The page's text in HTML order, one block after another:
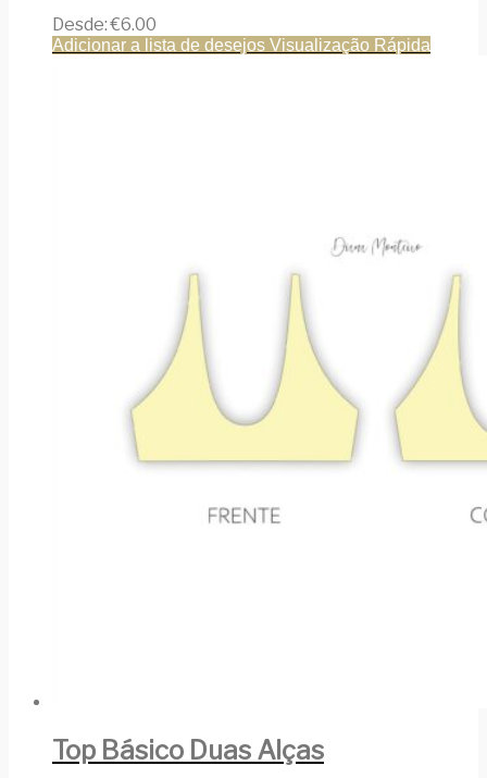
Desde:€6.00
Adicionar a lista de desejos Visualização Rápida
Top Básico Duas Alças